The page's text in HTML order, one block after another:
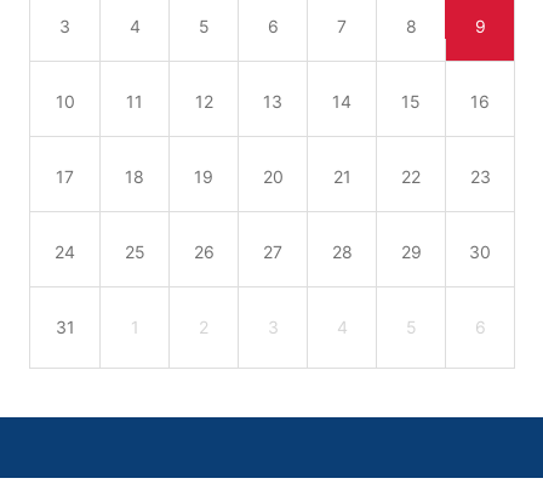
3 4 5 6 7 8 9
10 11 12 13 14 15 16
17 18 19 20 21 22 23
24 25 26 27 28 29 30
31 1 2 3 4 5 6